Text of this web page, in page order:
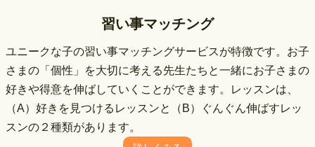
習い事マッチング
ユニークな⼦の習い事マッチングサービスが特徴です。お子
さまの「個性」を大切に考える先生たちと一緒にお子さまの
好きや得意を伸ばしていくことができます。レッスンは、
（A）好きを見つけるレッスンと（B）ぐんぐん伸ばすレッ
スンの２種類があります。